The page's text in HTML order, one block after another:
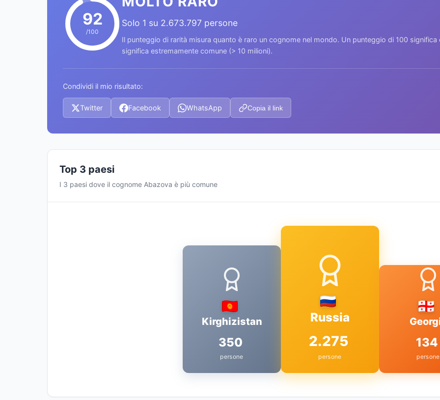
92
/100
Solo 1 su 2.673.797 persone
Il punteggio di rarità misura quanto è raro un cognome nel mondo. Un punteggio di 100
significa estremamente comune (> 10 milioni).
Condividi il mio risultato:
Twitter Facebook WhatsApp Copia il link
Top 3 paesi
I 3 paesi dove il cognome Abazova è più comune
Kirghizistan
350
persone
Russia
2.275
persone
134
persone